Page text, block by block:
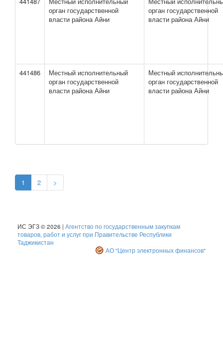
орган государственной
власти района Айни
орган государственной
власти района Айни
441486
Местный исполнительный
орган государственной
власти района Айни
Местный
орган государственной
власти района Айни
1 2 >
ИС ЭГЗ © 2026 | Агентство по государственным закупкам
товаров, работ и услуг при Правительстве Республики
Таджикистан
АО "Центр электронных финансов"